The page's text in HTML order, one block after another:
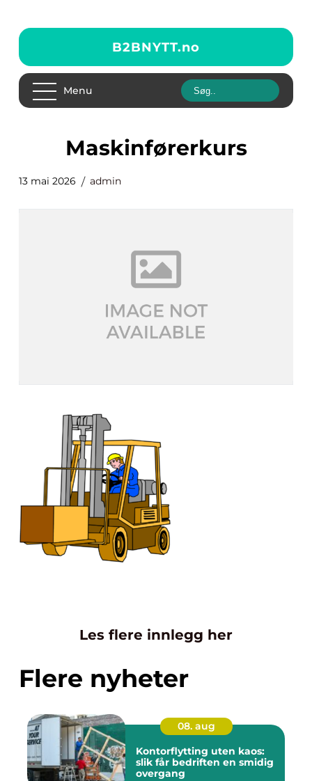
B2BNYTT.no
Menu
maskinførerkurs
13 mai 2026 admin
Les flere innlegg her
Flere nyheter
08. aug
Kontorflytting uten kaos:
slik får bedriften en smidig
overgang